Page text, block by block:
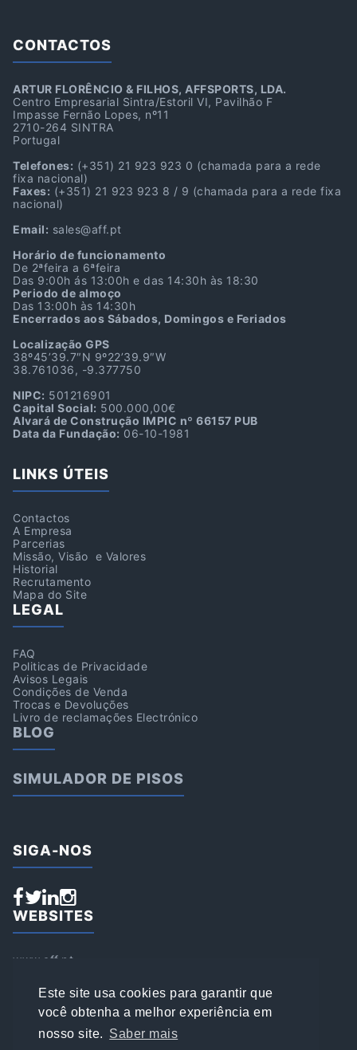
Este site usa cookies para garantir que
você obtenha a melhor experiência em
nosso site. Saber mais
CONTACTOS
ARTUR FLORÊNCIO & FILHOS, AFFSPORTS, LDA.
Centro Empresarial Sintra/Estoril VI, Pavilhão F
Impasse Fernão Lopes, nº11
2710-264 SINTRA
Portugal
Telefones: (+351) 21 923 923 0 (chamada para a rede
fixa nacional)
Faxes: (+351) 21 923 923 8 / 9 (chamada para a rede fixa
nacional)
Email: sales@aff.pt
Horário de funcionamento
De 2ªfeira a 6ªfeira
Das 9:00h ás 13:00h e das 14:30h às 18:30
Periodo de almoço
Das 13:00h às 14:30h
Encerrados aos Sábados, Domingos e Feriados
Localização GPS
38º45’39.7″N 9º22’39.9″W
38.761036, -9.377750
NIPC: 501216901
Capital Social: 500.000,00€
Alvará de Construção IMPIC nº 66157 PUB
Data da Fundação: 06-10-1981
LINKS ÚTEIS
Contactos
A Empresa
Parcerias
Missão, Visão e Valores
Historial
Recrutamento
Mapa do Site
LEGAL
FAQ
Politicas de Privacidade
Avisos Legais
Condições de Venda
Trocas e Devoluções
Livro de reclamações Electrónico
BLOG
SIMULADOR DE PISOS
SIGA-NOS
WEBSITES
www.aff.pt
www.loja.affsports.pt
PESQUISAR